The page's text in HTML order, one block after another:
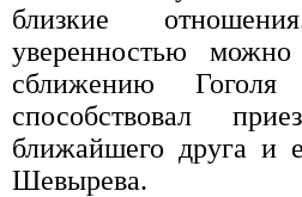
близкие
уверенностью
сближению
способствовал
ближайшего друга и
Шевырева.